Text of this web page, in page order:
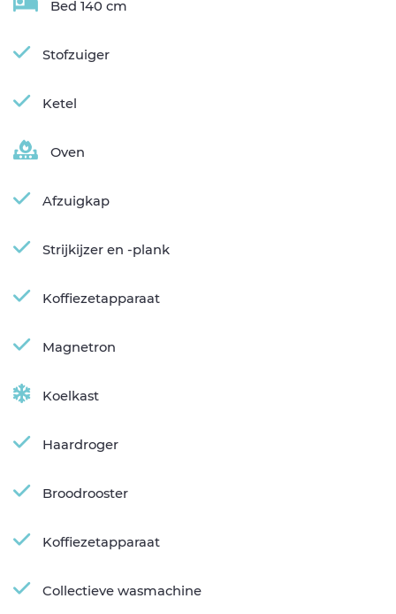
Bed 140 cm
Stofzuiger
Ketel
Oven
Afzuigkap
Strijkijzer en -plank
Koffiezetapparaat
Magnetron
Koelkast
Haardroger
Broodrooster
Koffiezetapparaat
Collectieve wasmachine